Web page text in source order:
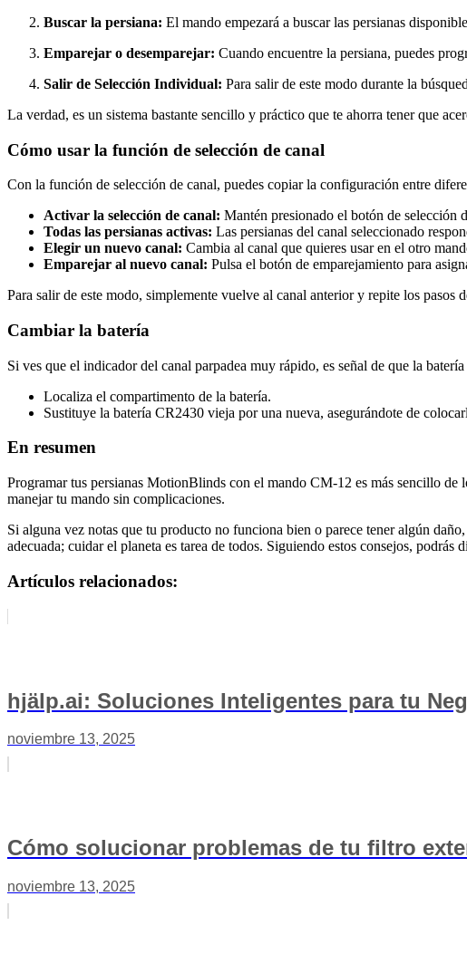
Buscar la persiana: El mando empezará a buscar las persianas
Emparejar o desemparejar: Cuando encuentre la persiana, puedes
Salir de Selección Individual: Para salir de este modo durante la
La verdad, es un sistema bastante sencillo y práctico que te ahorra tener que
Cómo usar la función de selección de canal
Con la función de selección de canal, puedes copiar la configuración entre
Activar la selección de canal: Mantén presionado el botón de selección
Todas las persianas activas: Las persianas del canal seleccionado
Elegir un nuevo canal: Cambia al canal que quieres usar en el otro
Emparejar al nuevo canal: Pulsa el botón de emparejamiento para
Para salir de este modo, simplemente vuelve al canal anterior y repite los pasos
Cambiar la batería
Si ves que el indicador del canal parpadea muy rápido, es señal de que la
Localiza el compartimento de la batería.
Sustituye la batería CR2430 vieja por una nueva, asegurándote de
En resumen
Programar tus persianas MotionBlinds con el mando CM-12 es más sencillo de
manejar tu mando sin complicaciones.
Si alguna vez notas que tu producto no funciona bien o parece tener algún
adecuada; cuidar el planeta es tarea de todos. Siguiendo estos consejos,
Artículos relacionados:
hjälp.ai: Soluciones Inteligentes para tu
noviembre 13, 2025
Cómo solucionar problemas de tu filtro
noviembre 13, 2025